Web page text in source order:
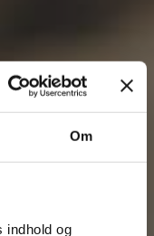
Om
indhold og